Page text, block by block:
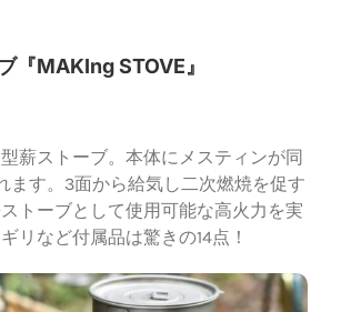
『MAKIng STOVE』
薪ストーブ。本体にメスティンが同
ます。3面から給気し二次燃焼を促す
トーブとして使用可能な高火力を実
リなど付属品は驚きの14点！